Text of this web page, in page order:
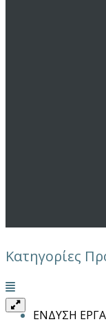
Κατηγορίες
Μενού
ΕΝΔΥΣΗ